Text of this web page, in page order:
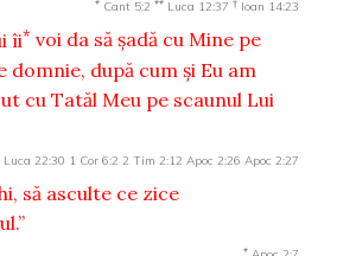
* Cant 5:2 ** Luca 12:37 † Ioan 14:23
îi* voi da să şadă cu Mine pe
domnie, după cum şi Eu am
cu Tatăl Meu pe scaunul Lui
Luca 22:30 1 Cor 6:2 2 Tim 2:12 Apoc 2:26 Apoc 2:27
să asculte ce zice
*